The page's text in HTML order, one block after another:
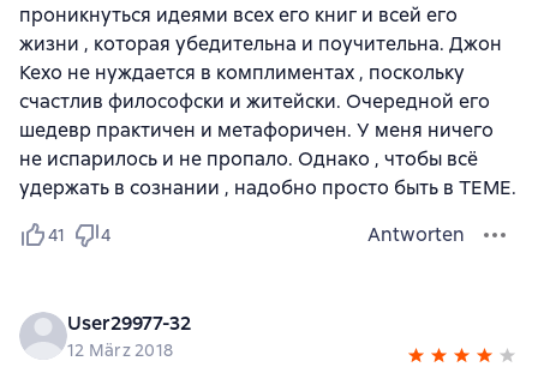
проникнуться идеями всех его книг и всей его
жизни , которая убедительна и поучительна. Джон
Кехо не нуждается в комплиментах , поскольку
счастлив философски и житейски. Очередной его
шедевр практичен и метафоричен. У меня ничего
не испарилось и не пропало. Однако , чтобы всё
удержать в сознании , надобно просто быть в ТЕМЕ.
41 4 Antworten
User29977-32
12 März 2018